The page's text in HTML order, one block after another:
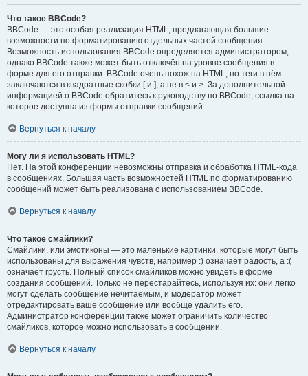
Что такое BBCode?
BBCode — это особая реализация HTML, предлагающая большие
возможности по форматированию отдельных частей сообщения.
Возможность использования BBCode определяется администратором,
однако BBCode также может быть отключён на уровне сообщения в
форме для его отправки. BBCode очень похож на HTML, но теги в нём
заключаются в квадратные скобки [ и ], а не в < и >. За дополнительной
информацией о BBCode обратитесь к руководству по BBCode, ссылка на
которое доступна из формы отправки сообщений.
Вернуться к началу
Могу ли я использовать HTML?
Нет. На этой конференции невозможны отправка и обработка HTML-кода
в сообщениях. Большая часть возможностей HTML по форматированию
сообщений может быть реализована с использованием BBCode.
Вернуться к началу
Что такое смайлики?
Смайлики, или эмотиконы — это маленькие картинки, которые могут быть
использованы для выражения чувств, например :) означает радость, а :(
означает грусть. Полный список смайликов можно увидеть в форме
создания сообщений. Только не перестарайтесь, используя их: они легко
могут сделать сообщение нечитаемым, и модератор может
отредактировать ваше сообщение или вообще удалить его.
Администратор конференции также может ограничить количество
смайликов, которое можно использовать в сообщении.
Вернуться к началу